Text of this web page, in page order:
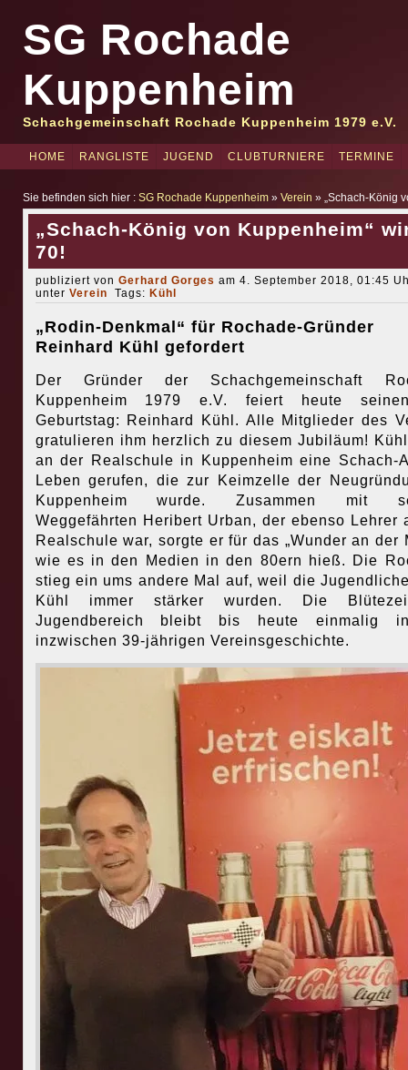
SG Rochade
Kuppenheim
Schachgemeinschaft Rochade Kuppenheim 1979 e.V.
HOME RANGLISTE JUGEND CLUBTURNIERE TERMINE
Sie befinden sich hier : SG Rochade Kuppenheim» Verein » „Schach-König
„Schach-König von Kuppenheim“
70!
publiziert von Gerhard Gorges am 4. September 2018, 01:45
unter Verein Tags: Kühl
„Rodin-Denkmal“ für Rochade-Gründer
Reinhard Kühl gefordert
Der Gründer der Schachgemeinschaft
Kuppenheim 1979 e.V. feiert heute
Geburtstag: Reinhard Kühl. Alle Mitglieder des
gratulieren ihm herzlich zu diesem Jubiläum!
an der Realschule in Kuppenheim eine Schach-
Leben gerufen, die zur Keimzelle der
Kuppenheim wurde. Zusammen mit
Weggefährten Heribert Urban, der ebenso Lehrer
Realschule war, sorgte er für das „Wunder an der
wie es in den Medien in den 80ern hieß. Die
stieg ein ums andere Mal auf, weil die
Kühl immer stärker wurden. Die
Jugendbereich bleibt bis heute einmalig
inzwischen 39-jährigen Vereinsgeschichte.